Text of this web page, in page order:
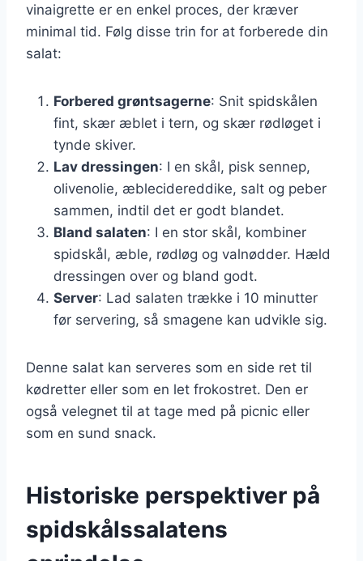
vinaigrette er en enkel proces, der kræver
minimal tid. Følg disse trin for at forberede din
salat:
Forbered grøntsagerne: Snit spidskålen
fint, skær æblet i tern, og skær rødløget i
tynde skiver.
Lav dressingen: I en skål, pisk sennep,
olivenolie, æblecidereddike, salt og peber
sammen, indtil det er godt blandet.
Bland salaten: I en stor skål, kombiner
spidskål, æble, rødløg og valnødder. Hæld
dressingen over og bland godt.
Server: Lad salaten trække i 10 minutter
før servering, så smagene kan udvikle sig.
Denne salat kan serveres som en side ret til
kødretter eller som en let frokostret. Den er
også velegnet til at tage med på picnic eller
som en sund snack.
Historiske perspektiver på
spidskålssalatens